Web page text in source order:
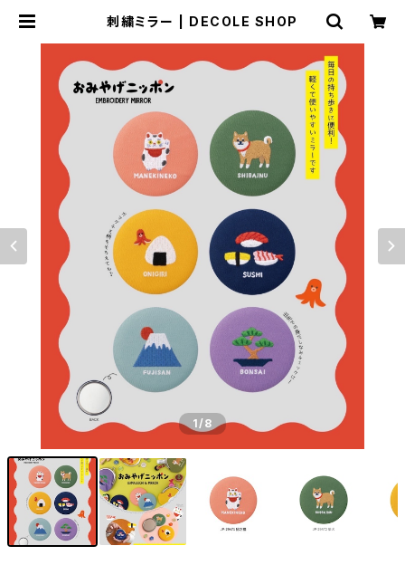
刺繍ミラー | DECOLE SHOP
1/8